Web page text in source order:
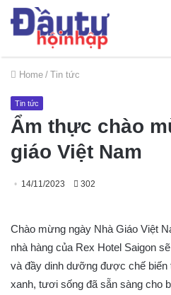
Home / Tin tức
Tin tức
Ẩm thực chào
giáo Việt Nam
14/11/2023 302
Chào mừng ngày Nhà Giáo Việt
nhà hàng của Rex Hotel Saigon
và đầy dinh dưỡng được chế
xanh, tươi sống đã sẵn sàng cho